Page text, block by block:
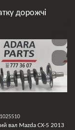
дорожчі
вал Mazda CX-5 2013